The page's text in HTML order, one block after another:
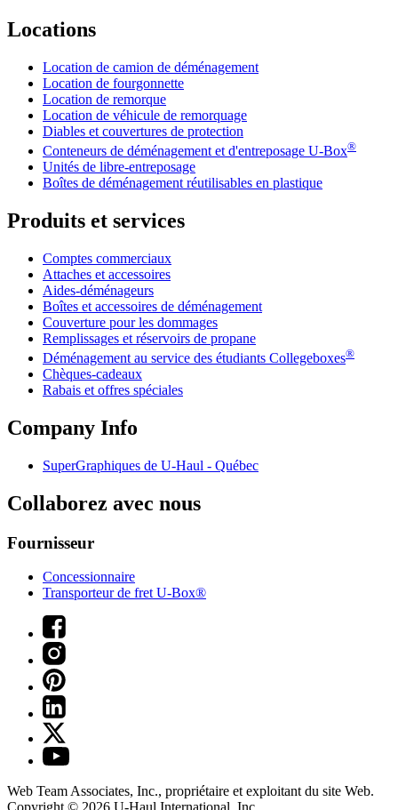
Locations
Location de camion de déménagement
Location de fourgonnette
Location de remorque
Location de véhicule de remorquage
Diables et couvertures de protection
Conteneurs de déménagement et d'entreposage U-Box®
Unités de libre-entreposage
Boîtes de déménagement réutilisables en plastique
Produits et services
Comptes commerciaux
Attaches et accessoires
Aides-déménageurs
Boîtes et accessoires de déménagement
Couverture pour les dommages
Remplissages et réservoirs de propane
Déménagement au service des étudiants Collegeboxes®
Chèques-cadeaux
Rabais et offres spéciales
Company Info
SuperGraphiques de U-Haul - Québec
Collaborez avec nous
Fournisseur
Concessionnaire
Transporteur de fret U-Box®
Web Team Associates, Inc., propriétaire et exploitant du site Web.